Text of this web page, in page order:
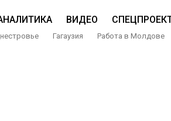
ВИДЕО
Гагаузия Работа в Молдове